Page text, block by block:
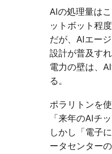
AIの処理量は
ットボット程
だが、AIエー
設計が普及す
電力の壁は、
る。
ポラリトンを
「来年のAIチ
しかし「電子
ータセンター